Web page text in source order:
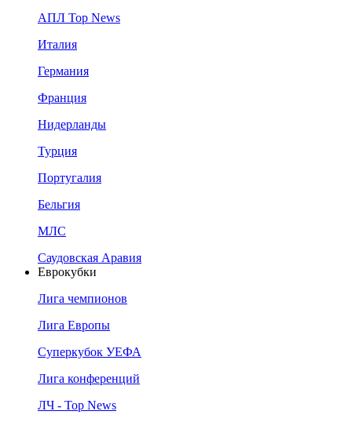
АПЛ Top News
Италия
Германия
Франция
Нидерланды
Турция
Португалия
Бельгия
МЛС
Саудовская Аравия
Еврокубки
Лига чемпионов
Лига Европы
Суперкубок УЕФА
Лига конференций
ЛЧ - Top News